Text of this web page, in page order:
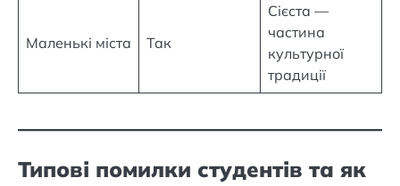
Маленькі міста Так
Сієста —
частина
культурної
традиції
Типові помилки студентів та як